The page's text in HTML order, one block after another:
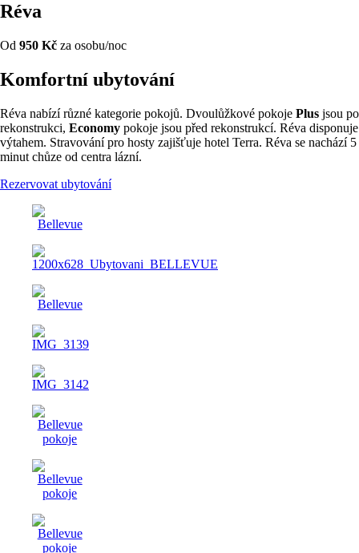
Réva
Od 950 Kč za osobu/noc
Komfortní ubytování
Réva nabízí různé kategorie pokojů. Dvoulůžkové pokoje Plus jsou po
rekonstrukci, Economy pokoje jsou před rekonstrukcí. Réva disponuje
výtahem. Stravování pro hosty zajišťuje hotel Terra. Réva se nachází 5
minut chůze od centra lázní.
Rezervovat ubytování